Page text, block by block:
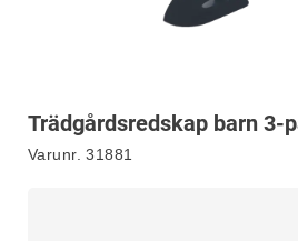
Trädgårdsredskap barn 3-
Varunr. 31881